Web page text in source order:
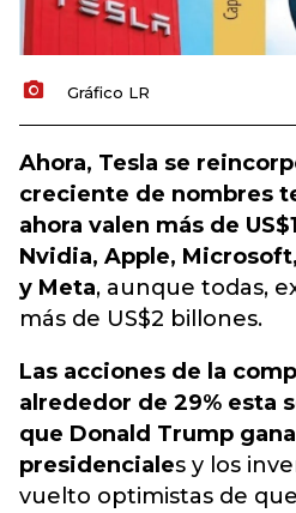
Gráfico LR
Ahora, Tesla se
creciente de nombres
ahora valen más de
Nvidia, Apple,
y Meta, aunque todas,
más de US$2 billones.
Las acciones de la
alrededor de 29% esta
que Donald Trump
presidenciales y los
vuelto optimistas de